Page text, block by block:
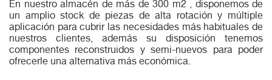
En nuestro almacén de más de 300 m2 , disponemos de
un amplio stock de piezas de alta rotación y múltiple
aplicación para cubrir las necesidades más habituales de
nuestros clientes, además su disposición tenemos
componentes reconstruidos y semi-nuevos para poder
ofrecerle una alternativa más económica.